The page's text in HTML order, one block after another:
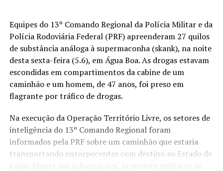
Equipes do 13º Comando Regional da Polícia Militar e da
Polícia Rodoviária Federal (PRF) apreenderam 27 quilos
de substância análoga à supermaconha (skank), na noite
desta sexta-feira (5.6), em Água Boa. As drogas estavam
escondidas em compartimentos da cabine de um
caminhão e um homem, de 47 anos, foi preso em
flagrante por tráfico de drogas.
Na execução da Operação Território Livre, os setores de
inteligência do 13º Comando Regional foram
informados pela PRF sobre um caminhão que estaria
transportando entorpecentes com destino ao Estado de